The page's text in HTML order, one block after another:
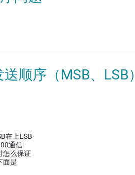
顺序（MSB、LSB）
在上LSB
通信
怎么保证
面是